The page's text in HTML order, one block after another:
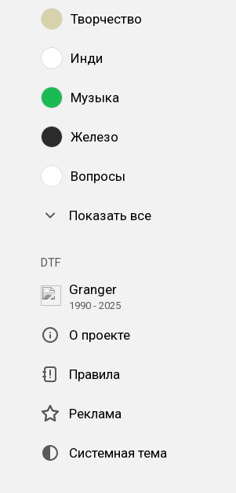
Творчество
Инди
Музыка
Железо
Вопросы
Показать все
DTF
Granger
1990 - 2025
О проекте
Правила
Реклама
Системная тема